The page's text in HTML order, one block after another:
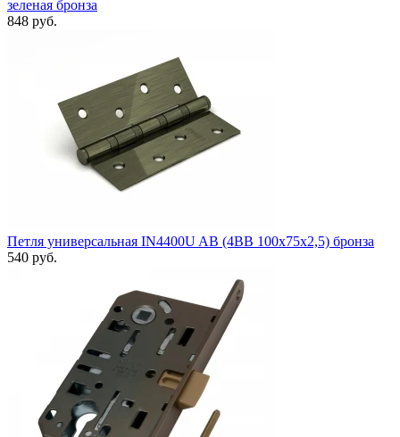
зеленая бронза
848 руб.
Петля универсальная IN4400U AB (4BB 100x75x2,5) бронза
540 руб.